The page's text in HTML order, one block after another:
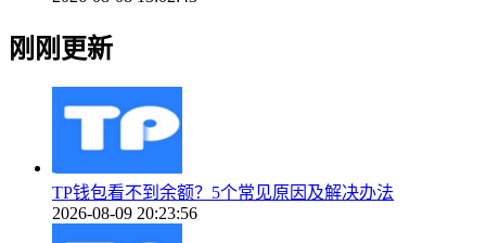
刚刚更新
TP钱包看不到余额？5个常见原因及解决办法
2026-08-09 20:23:56